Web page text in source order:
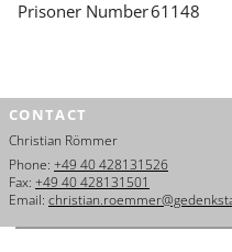
Dansk
Prisoner Number61148
CONTACT
Christian Römmer
Phone: +49 40 428131526
Fax: +49 40 428131501
Email: